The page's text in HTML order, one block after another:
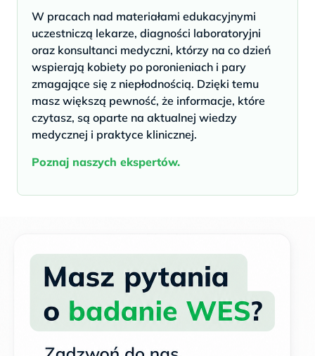
W pracach nad materiałami edukacyjnymi
uczestniczą lekarze, diagności laboratoryjni
oraz konsultanci medyczni, którzy na co dzień
wspierają kobiety po poronieniach i pary
zmagające się z niepłodnością. Dzięki temu
masz większą pewność, że informacje, które
czytasz, są oparte na aktualnej wiedzy
medycznej i praktyce klinicznej.
Poznaj naszych ekspertów.